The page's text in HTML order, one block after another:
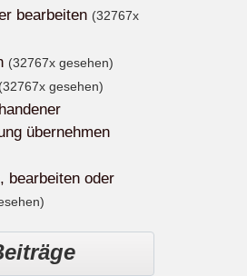
bearbeiten (32767x
(32767x gesehen)
(32767x gesehen)
übernehmen
bearbeiten oder